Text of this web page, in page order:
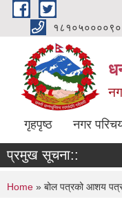
Skip to main content
१८१०५००००९०
गृहपृष्ठ नगर
प्रमुख सूचना::
You are here
Home » बोल पत्रको आशय